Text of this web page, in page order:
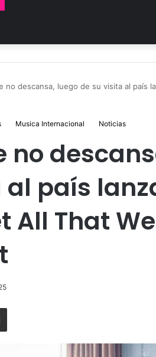
no descansa, luego de su visita al país
Musica Internacional Noticias
no
país
All That
Compartir por correo